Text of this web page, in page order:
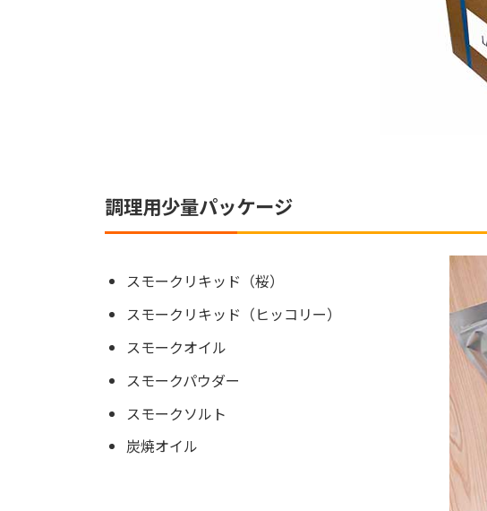
調理用少量パッケージ
スモークリキッド（桜）
スモークリキッド（ヒッコリー）
スモークオイル
スモークパウダー
スモークソルト
炭焼オイル